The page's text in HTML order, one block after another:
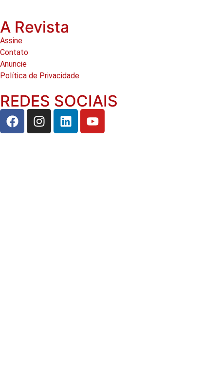
A Revista
Assine
Contato
Anuncie
Política de Privacidade
REDES SOCIAIS